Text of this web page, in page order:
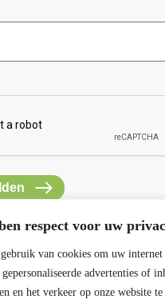
respect voor uw
van cookies om uw
advertenties of
en het verkeer op onze website te